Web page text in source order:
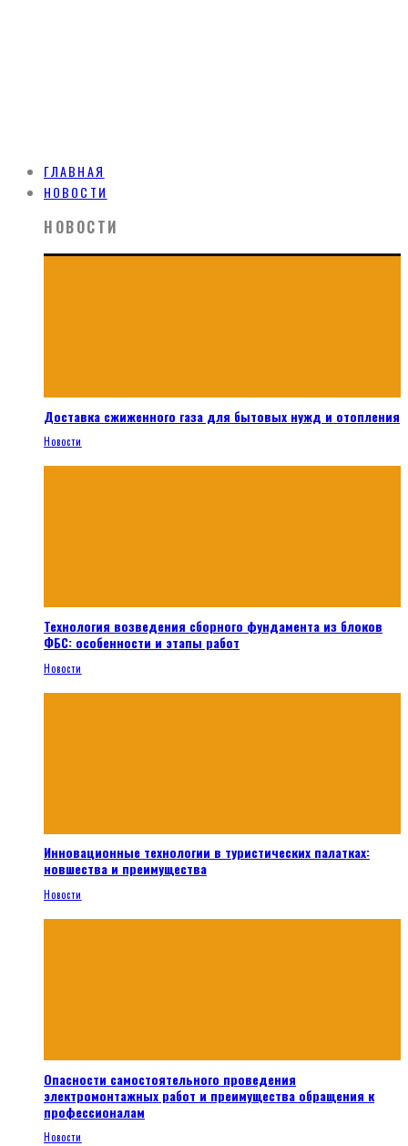
ГЛАВНАЯ
НОВОСТИ
НОВОСТИ
Доставка сжиженного газа для бытовых нужд и отопления
Новости
Технология возведения сборного фундамента из блоков
ФБС: особенности и этапы работ
Новости
Инновационные технологии в туристических палатках:
новшества и преимущества
Новости
Опасности самостоятельного проведения
электромонтажных работ и преимущества обращения к
профессионалам
Новости